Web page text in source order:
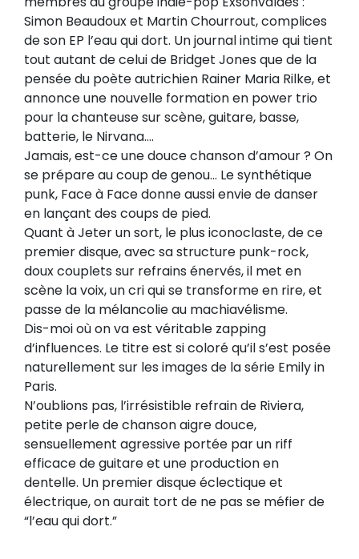
Simon Beaudoux et Martin Chourrout, complices
de son EP l’eau qui dort. Un journal intime qui tient
tout autant de celui de Bridget Jones que de la
pensée du poète autrichien Rainer Maria Rilke, et
annonce une nouvelle formation en power trio
pour la chanteuse sur scène, guitare, basse,
batterie, le Nirvana….
Jamais, est-ce une douce chanson d’amour ? On
se prépare au coup de genou… Le synthétique
punk, Face à Face donne aussi envie de danser
en lançant des coups de pied.
Quant à Jeter un sort, le plus iconoclaste, de ce
premier disque, avec sa structure punk-rock,
doux couplets sur refrains énervés, il met en
scène la voix, un cri qui se transforme en rire, et
passe de la mélancolie au machiavélisme.
Dis-moi où on va est véritable zapping
d’influences. Le titre est si coloré qu’il s’est posée
naturellement sur les images de la série Emily in
Paris.
N’oublions pas, l’irrésistible refrain de Riviera,
petite perle de chanson aigre douce,
sensuellement agressive portée par un riff
efficace de guitare et une production en
dentelle. Un premier disque éclectique et
électrique, on aurait tort de ne pas se méfier de
“l’eau qui dort.”